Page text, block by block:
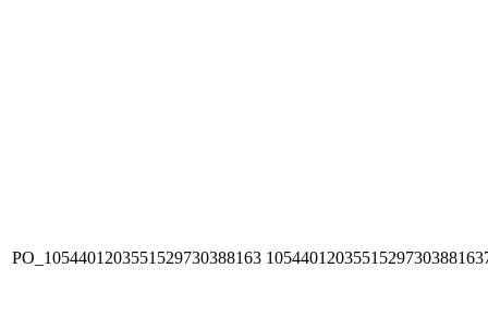
PO_1054401203551529730388163